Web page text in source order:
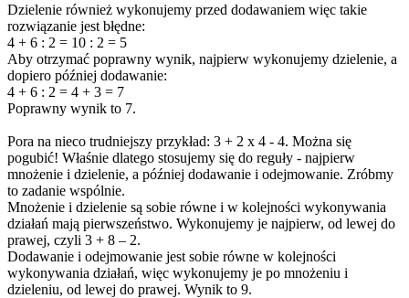
Dzielenie również wykonujemy przed dodawaniem więc takie
rozwiązanie jest błędne:
4 + 6 : 2 = 10 : 2 = 5
Aby otrzymać poprawny wynik, najpierw wykonujemy dzielenie, a
dopiero później dodawanie:
4 + 6 : 2 = 4 + 3 = 7
Poprawny wynik to 7.
Pora na nieco trudniejszy przykład: 3 + 2 x 4 - 4. Można się
pogubić! Właśnie dlatego stosujemy się do reguły - najpierw
mnożenie i dzielenie, a później dodawanie i odejmowanie. Zróbmy
to zadanie wspólnie.
Mnożenie i dzielenie są sobie równe i w kolejności wykonywania
działań mają pierwszeństwo. Wykonujemy je najpierw, od lewej do
prawej, czyli 3 + 8 – 2.
Dodawanie i odejmowanie jest sobie równe w kolejności
wykonywania działań, więc wykonujemy je po mnożeniu i
dzieleniu, od lewej do prawej. Wynik to 9.